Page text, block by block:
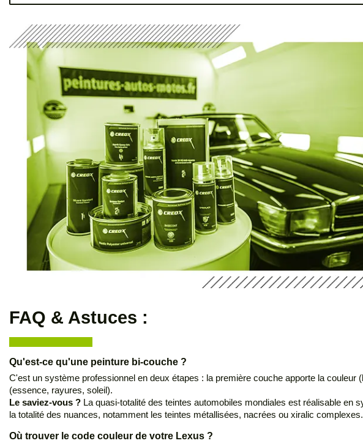
FAQ & Astuces :
Qu'est-ce qu'une peinture bi-couche ?
C'est un système professionnel en deux étapes : la première couche apporte la
(essence, rayures, soleil).
Le saviez-vous ? La quasi-totalité des teintes automobiles mondiales est réalisable
la totalité des nuances, notamment les teintes métallisées, nacrées ou xiralic
Où trouver le code couleur de votre Lexus ?